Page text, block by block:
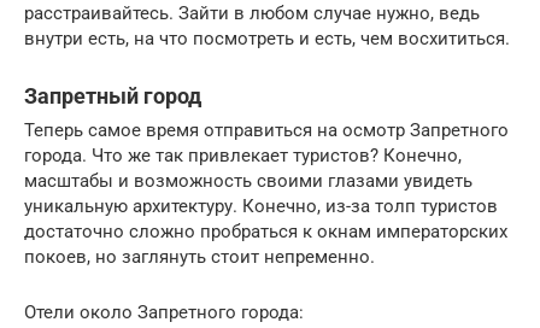
расстраивайтесь. Зайти в любом случае нужно, ведь
внутри есть, на что посмотреть и есть, чем восхититься.
Запретный город
Теперь самое время отправиться на осмотр Запретного
города. Что же так привлекает туристов? Конечно,
масштабы и возможность своими глазами увидеть
уникальную архитектуру. Конечно, из-за толп туристов
достаточно сложно пробраться к окнам императорских
покоев, но заглянуть стоит непременно.
Отели около Запретного города: